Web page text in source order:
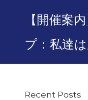
【開催案
プ：私達
Recent Posts